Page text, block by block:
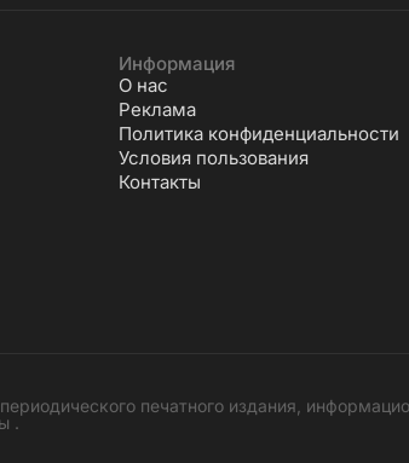
Информация
О нас
Реклама
Политика конфиденциальности
Условия пользования
Контакты
печатного издания,
.